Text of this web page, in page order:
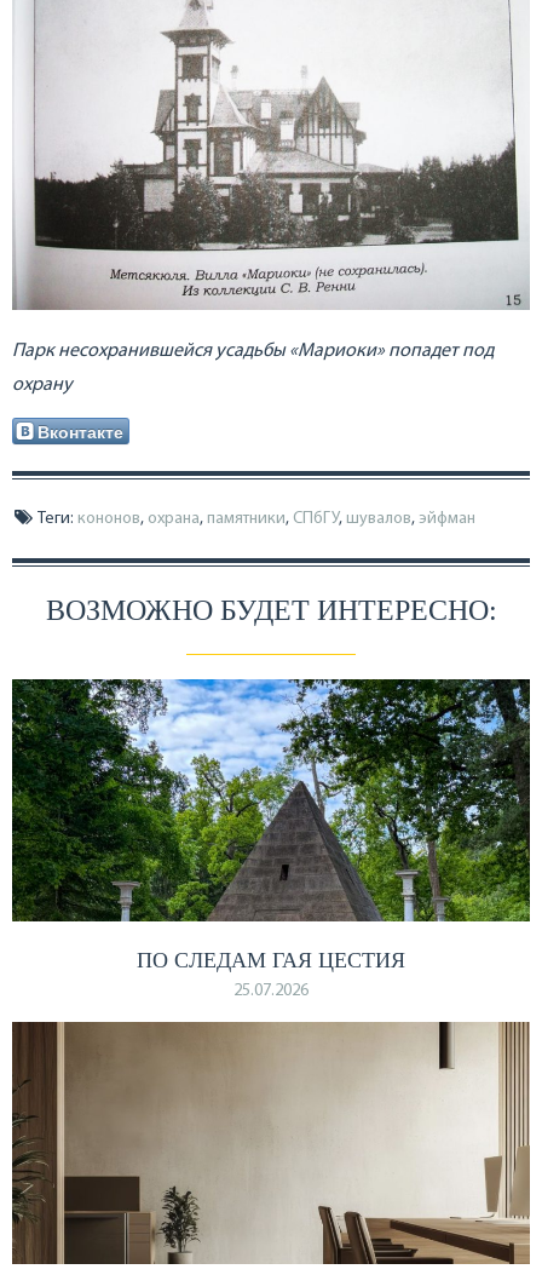
Парк несохранившейся усадьбы «Мариоки» попадет под
охрану
Вконтакте
Теги: кононов, охрана, памятники, СПбГУ, шувалов, эйфман
ВОЗМОЖНО БУДЕТ ИНТЕРЕСНО:
ПО СЛЕДАМ ГАЯ ЦЕСТИЯ
25.07.2026